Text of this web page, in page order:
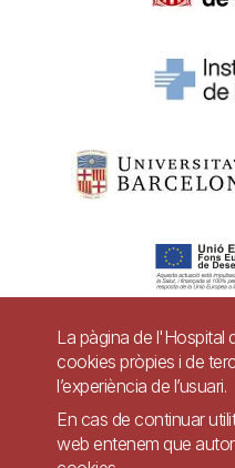
Pie
Accessibilitat
La pàgina de l'Hospital
cookies pròpies i de
l’experiència de l’usuari.
En cas de continuar
web entenem que